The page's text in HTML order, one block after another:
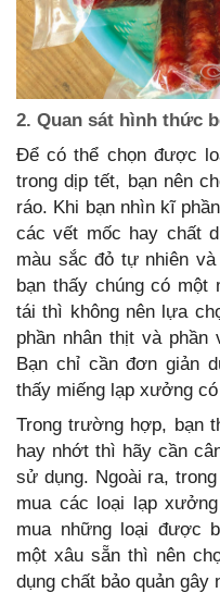
2. Quan sát hình thức
Để có thể chọn được
trong dịp tết, bạn nên
ráo. Khi bạn nhìn kĩ
các vết mốc hay chất
màu sắc đỏ tự nhiên
bạn thấy chúng có một
tái thì không nên lựa
phần nhân thịt và
Bạn chỉ cần đơn giản
thấy miếng lạp xưởng
Trong trường hợp, bạn
hay nhớt thì hãy cần
sử dụng. Ngoài ra,
mua các loại lạp
mua những loại được
một xâu sẵn thì nên
dụng chất bảo quản